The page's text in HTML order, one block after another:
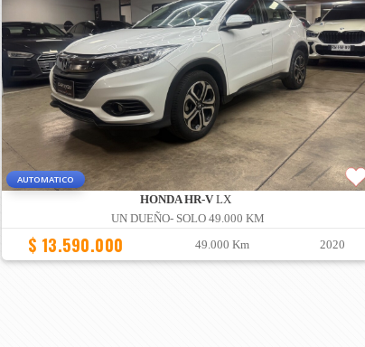
AUTOMATICO
HONDA HR-VLX
UN DUEÑO- SOLO 49.000 KM
$ 13.590.000 49.000 Km 2020